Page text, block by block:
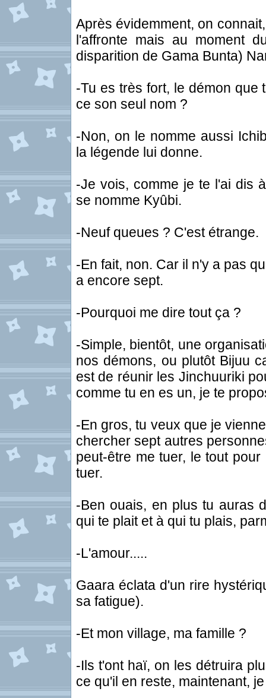
Après évidemment, on
l'affronte mais au moment
disparition de Gama Bunta)
-Tu es très fort, le démon que
ce son seul nom ?
-Non, on le nomme aussi
la légende lui donne.
-Je vois, comme je te l'ai dis
se nomme Kyûbi.
-Neuf queues ? C'est étrange.
-En fait, non. Car il n'y a pas
a encore sept.
-Pourquoi me dire tout ça ?
-Simple, bientôt, une
nos démons, ou plutôt Bijuu
est de réunir les Jinchuuriki
comme tu en es un, je te
-En gros, tu veux que je
chercher sept autres
peut-être me tuer, le tout
tuer.
-Ben ouais, en plus tu auras
qui te plait et à qui tu plais,
-L'amour.....
Gaara éclata d'un rire
sa fatigue).
-Et mon village, ma famille ?
-Ils t'ont haï, on les détruira
ce qu'il en reste, maintenant,